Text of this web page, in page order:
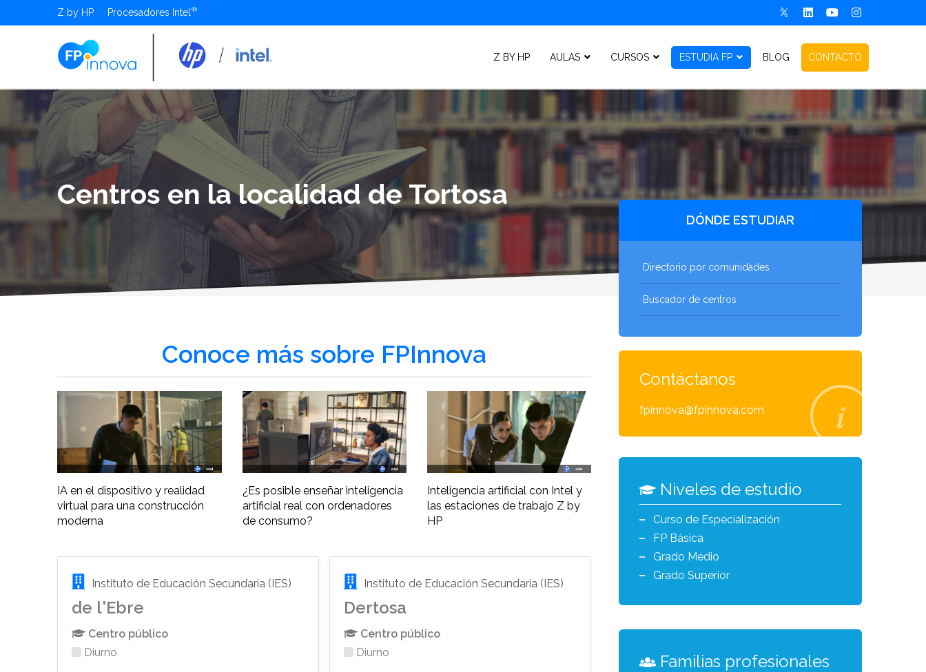
Z by HP Procesadores Intel
Z BY HP AULAS CURSOS ESTUDIA FP BLOG CONTACTO
Centros en la localidad de Tortosa
Conoce más sobre FPInnova
IA en el dispositivo y realidad
virtual para una construcción
moderna
¿Es posible enseñar inteligencia
artificial real con ordenadores
de consumo?
Inteligencia artificial con Intel y
las estaciones de trabajo Z by
HP
Instituto de Educación Secundaria (IES)
de l'Ebre
Centro público
Diurno
Instituto de Educación Secundaria (IES)
Dertosa
Centro público
Diurno
DÓNDE ESTUDIAR
Directorio por comunidades
Buscador de centros
Contáctanos
fpinnova@fpinnova.com
Niveles de estudio
Curso de Especialización
FP Básica
Grado Medio
Grado Superior
Familias profesionales